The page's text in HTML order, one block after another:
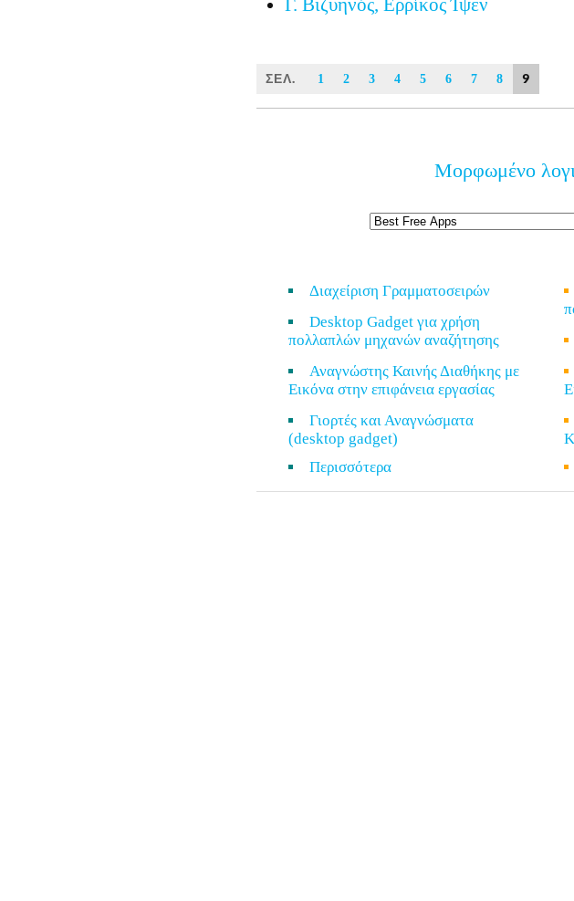
Γ. Βιζυηνός, Ερρίκος Ίψεν
ΣΕΛ. 1 2 3 4 5 6 7 8 9
Μορφωμένο
Διαχείριση Γραμματοσειρών
Desktop Gadget για χρήση
πολλαπλών μηχανών αναζήτησης
Αναγνώστης Καινής Διαθήκης με
Εικόνα στην επιφάνεια εργασίας
Γιορτές και Αναγνώσματα
(desktop gadget)
Περισσότερα